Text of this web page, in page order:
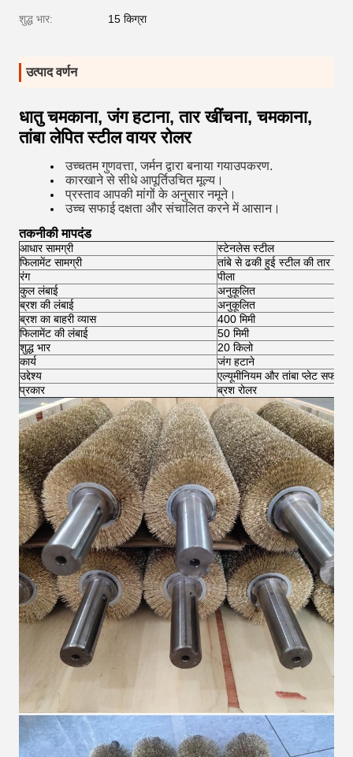
शुद्ध भार: 15 किग्रा
उत्पाद वर्णन
धातु चमकाना, जंग हटाना, तार खींचना, चमकाना,
तांबा लेपित स्टील वायर रोलर
उच्चतम गुणवत्ता, जर्मन द्वारा बनाया गयाउपकरण.
कारखाने से सीधे आपूर्तिउचित मूल्य।
प्रस्ताव आपकी मांगों के अनुसार नमूने।
उच्च सफाई दक्षता और संचालित करने में आसान।
तकनीकी मापदंड
आधार सामग्री
स्टेनलेस स्टील
फिलामेंट सामग्री
तांबे से ढकी हुई स्टील की तार
रंग
पीला
कुल लंबाई
अनुकूलित
ब्रश की लंबाई
अनुकूलित
ब्रश का बाहरी व्यास
400 मिमी
फिलामेंट की लंबाई
50 मिमी
शुद्ध भार
20 किलो
कार्य
जंग हटाने
उद्देश्य
एल्यूमीनियम और तांबा प्लेट सफाई
प्रकार
ब्रश रोलर